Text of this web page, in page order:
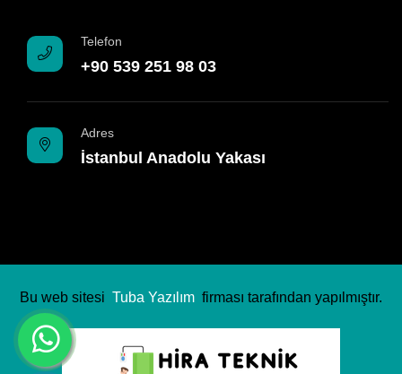
Telefon
+90 539 251 98 03
Adres
İstanbul Anadolu Yakası
Bu web sitesi Tuba Yazılım firması tarafından yapılmıştır.